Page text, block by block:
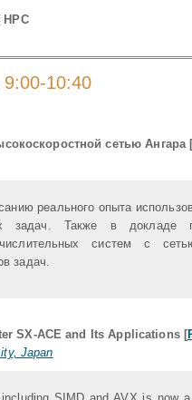
9:00-10:40
сетью Ангара
реального опыта
задач. Также в докладе
систем с
задач.
SX-ACE and Its Applications [
Japan
SIMD and AVX is now